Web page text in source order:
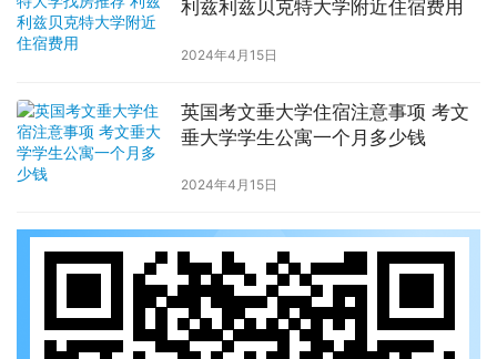
利兹利兹贝克特大学附近住宿费用
2024年4月15日
英国考文垂大学住宿注意事项 考文
垂大学学生公寓一个月多少钱
2024年4月15日